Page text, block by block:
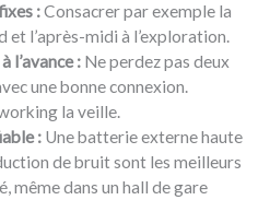
:Consacrer par exemple la
et l’après-midi à l’exploration.
l’avance :Ne perdez pas deux
une bonne connexion.
la veille.
:Une batterie externe haute
de bruit sont les meilleurs
même dans un hall de gare